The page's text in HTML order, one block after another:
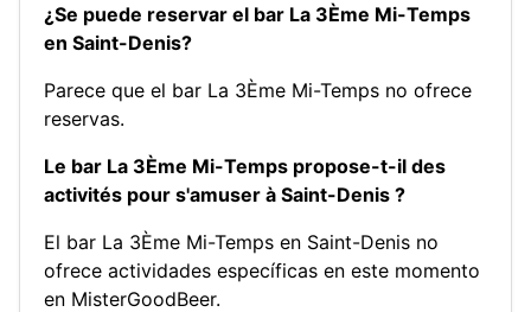
¿Se puede reservar el bar La 3Ème Mi-Temps
en Saint-Denis?
Parece que el bar La 3Ème Mi-Temps no ofrece
reservas.
Le bar La 3Ème Mi-Temps propose-t-il des
activités pour s'amuser à Saint-Denis ?
El bar La 3Ème Mi-Temps en Saint-Denis no
ofrece actividades específicas en este momento
en MisterGoodBeer.